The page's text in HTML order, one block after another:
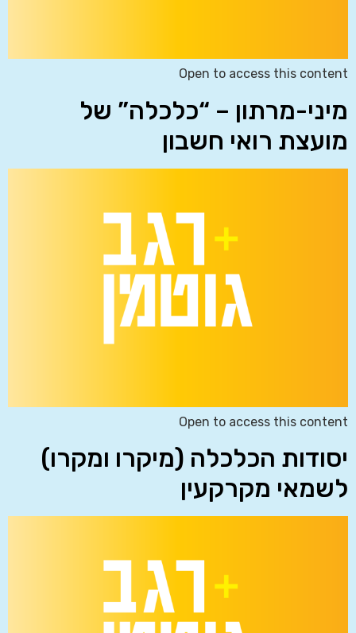
Open to access this content
מיני-מרתון – “כלכלה” של
מועצת רואי חשבון
Open to access this content
יסודות הכלכלה (מיקרו ומקרו)
לשמאי מקרקעין